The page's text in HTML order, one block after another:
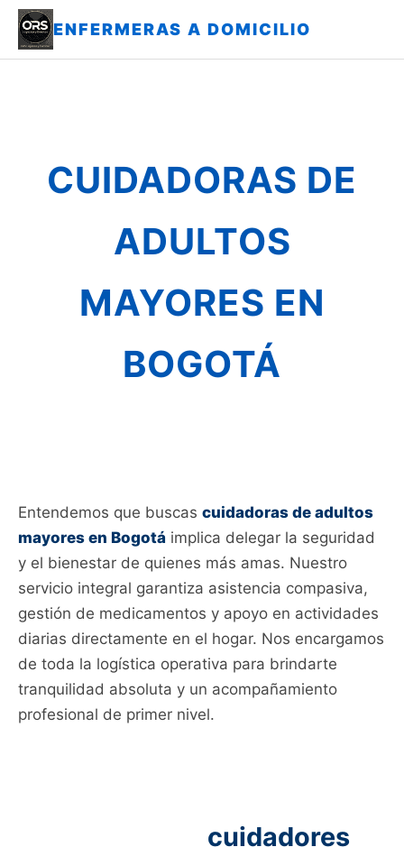
ENFERMERAS A DOMICILIO
CUIDADORAS DE
ADULTOS
MAYORES EN
BOGOTÁ
Entendemos que buscas cuidadoras de adultos
mayores en Bogotá implica delegar la seguridad
y el bienestar de quienes más amas. Nuestro
servicio integral garantiza asistencia compasiva,
gestión de medicamentos y apoyo en actividades
diarias directamente en el hogar. Nos encargamos
de toda la logística operativa para brindarte
tranquilidad absoluta y un acompañamiento
profesional de primer nivel.
cuidadores